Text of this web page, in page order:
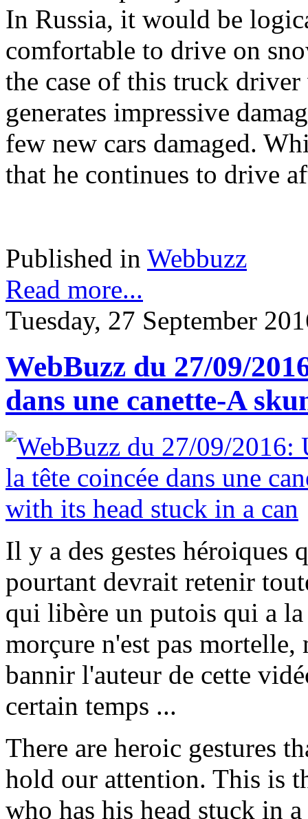
In Russia, it would be
comfortable to drive on
the case of this truck
generates impressive
few new cars damaged.
that he continues to drive
Published in Webbuzz
Read more...
Tuesday, 27 September
WebBuzz du 27/09/
dans une canette-A
Il y a des gestes héroiques
pourtant devrait retenir
qui libère un putois qui a la
morçure n'est pas
bannir l'auteur de cette
certain temps ...
There are heroic gestures
hold our attention. This is
who has his head stuck in